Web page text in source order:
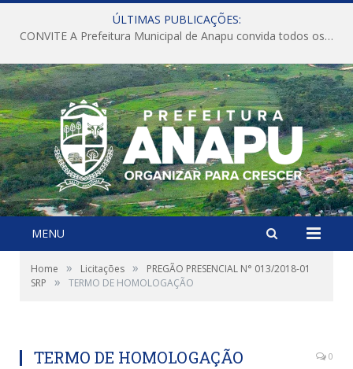
ÚLTIMAS PUBLICAÇÕES:
CONVITE A Prefeitura Municipal de Anapu convida todos os servidores públicos municipais para participarem da Audiência Pública de discussão da Lei de Diretrizes Orçamentárias (LDO), importante instrumento de planejamento das ações e investimentos da Administração Pública para o próximo exercício financeiro.
MENU
Home » Licitações »
PREGÃO PRESENCIAL N° 013/2018-01
SRP
» TERMO DE HOMOLOGAÇÃO
TERMO DE HOMOLOGAÇÃO 0